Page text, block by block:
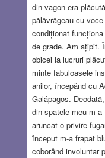
din vagon era
pălăvrăgeau cu
condiționat
de grade. Am ațipit.
obicei la lucruri
minte fabuloasele
anilor, începând cu
Galápagos.
din spatele meu m-
aruncat o privire
început m-a frapat
coborând involuntar